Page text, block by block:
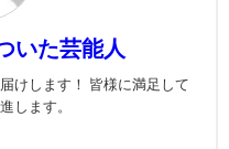
いた芸能人
けします！ 皆様に満足して
します。